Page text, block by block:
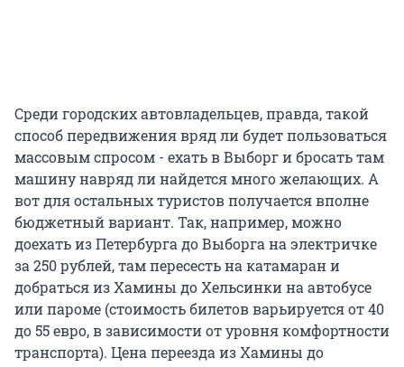
Среди городских автовладельцев, правда, такой
способ передвижения вряд ли будет пользоваться
массовым спросом - ехать в Выборг и бросать там
машину навряд ли найдется много желающих. А
вот для остальных туристов получается вполне
бюджетный вариант. Так, например, можно
доехать из Петербурга до Выборга на электричке
за 250 рублей, там пересесть на катамаран и
добраться из Хамины до Хельсинки на автобусе
или пароме (стоимость билетов варьируется от 40
до 55 евро, в зависимости от уровня комфортности
транспорта). Цена переезда из Хамины до